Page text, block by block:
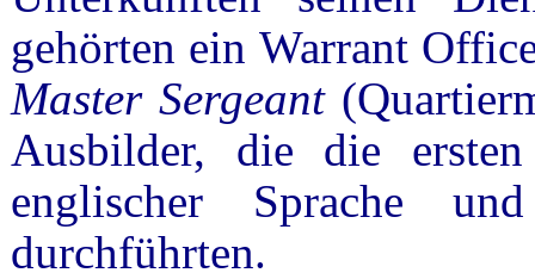
gehörten ein Warrant
Master Sergeant
Ausbilder, die die
englischer Sprache
durchführten.